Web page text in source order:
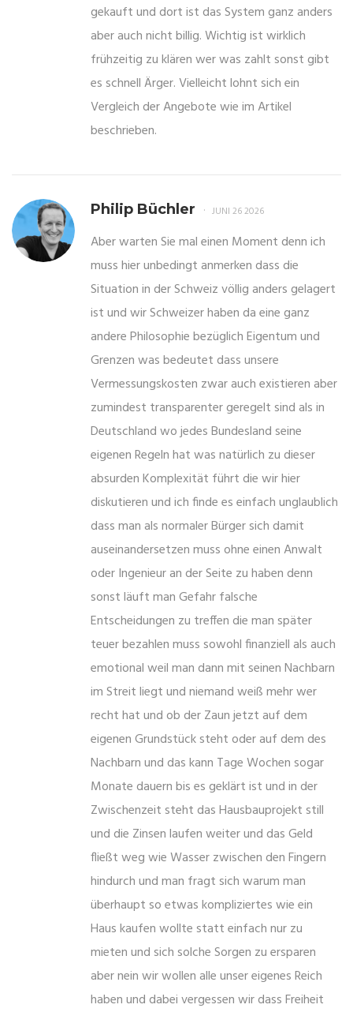
gekauft und dort ist das System ganz anders
aber auch nicht billig. Wichtig ist wirklich
frühzeitig zu klären wer was zahlt sonst gibt
es schnell Ärger. Vielleicht lohnt sich ein
Vergleich der Angebote wie im Artikel
beschrieben.
Philip Büchler JUNI 26 2026
Aber warten Sie mal einen Moment denn ich
muss hier unbedingt anmerken dass die
Situation in der Schweiz völlig anders gelagert
ist und wir Schweizer haben da eine ganz
andere Philosophie bezüglich Eigentum und
Grenzen was bedeutet dass unsere
Vermessungskosten zwar auch existieren aber
zumindest transparenter geregelt sind als in
Deutschland wo jedes Bundesland seine
eigenen Regeln hat was natürlich zu dieser
absurden Komplexität führt die wir hier
diskutieren und ich finde es einfach unglaublich
dass man als normaler Bürger sich damit
auseinandersetzen muss ohne einen Anwalt
oder Ingenieur an der Seite zu haben denn
sonst läuft man Gefahr falsche
Entscheidungen zu treffen die man später
teuer bezahlen muss sowohl finanziell als auch
emotional weil man dann mit seinen Nachbarn
im Streit liegt und niemand weiß mehr wer
recht hat und ob der Zaun jetzt auf dem
eigenen Grundstück steht oder auf dem des
Nachbarn und das kann Tage Wochen sogar
Monate dauern bis es geklärt ist und in der
Zwischenzeit steht das Hausbauprojekt still
und die Zinsen laufen weiter und das Geld
fließt weg wie Wasser zwischen den Fingern
hindurch und man fragt sich warum man
überhaupt so etwas kompliziertes wie ein
Haus kaufen wollte statt einfach nur zu
mieten und sich solche Sorgen zu ersparen
aber nein wir wollen alle unser eigenes Reich
haben und dabei vergessen wir dass Freiheit